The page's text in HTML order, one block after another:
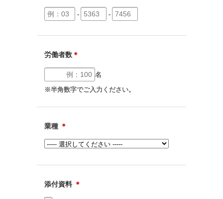
- -
労働者数 ＊
名
※半角数字でご入力ください。
業種 ＊
添付資料 ＊